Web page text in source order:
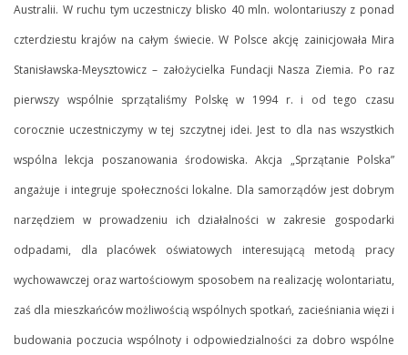
Australii. W ruchu tym uczestniczy blisko 40 mln. wolontariuszy z ponad
czterdziestu krajów na całym świecie. W Polsce akcję zainicjowała Mira
Stanisławska-Meysztowicz – założycielka Fundacji Nasza Ziemia. Po raz
pierwszy wspólnie sprzątaliśmy Polskę w 1994 r. i od tego czasu
corocznie uczestniczymy w tej szczytnej idei. Jest to dla nas wszystkich
wspólna lekcja poszanowania środowiska. Akcja „Sprzątanie Polska”
angażuje i integruje społeczności lokalne. Dla samorządów jest dobrym
narzędziem w prowadzeniu ich działalności w zakresie gospodarki
odpadami, dla placówek oświatowych interesującą metodą pracy
wychowawczej oraz wartościowym sposobem na realizację wolontariatu,
zaś dla mieszkańców możliwością wspólnych spotkań, zacieśniania więzi i
budowania poczucia wspólnoty i odpowiedzialności za dobro wspólne